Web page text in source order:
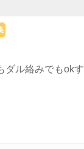
ダル絡みでもokす